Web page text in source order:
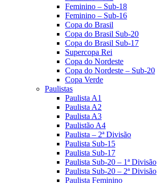
Feminino – Sub-18
Feminino – Sub-16
Copa do Brasil
Copa do Brasil Sub-20
Copa do Brasil Sub-17
Supercopa Rei
Copa do Nordeste
Copa do Nordeste – Sub-20
Copa Verde
Paulistas
Paulista A1
Paulista A2
Paulista A3
Paulistão A4
Paulista – 2ª Divisão
Paulista Sub-15
Paulista Sub-17
Paulista Sub-20 – 1ª Divisão
Paulista Sub-20 – 2ª Divisão
Paulista Feminino